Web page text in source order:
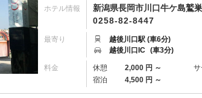
ホテル情報
新潟県長岡市川口牛ケ島鷲
0258-82-8447
最寄り
越後川口駅 (車6分)
越後川口IC (車3分)
料金 休憩 2,000 円 ～ サ
宿泊
4,500 円 ～